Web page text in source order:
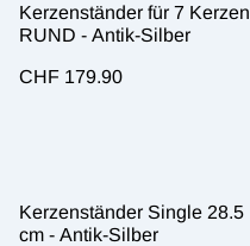
Kerzenständer für 7 Kerzen
RUND - Antik-Silber
CHF 179.90
Kerzenständer Single 28.5
cm - Antik-Silber